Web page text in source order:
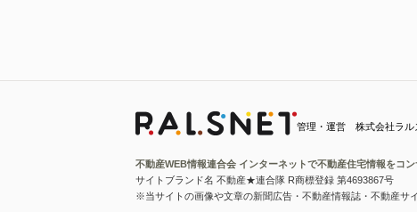
管理・運営 株式会社ラル
不動産WEB情報連合会 インターネットで不動産住宅情報をコ
サイトブランド名 不動産★連合隊 R商標登録 第4693867号
※当サイトの画像や文章の新聞広告・不動産情報誌・不動産サ